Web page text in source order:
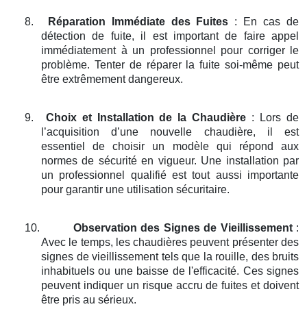
8. Réparation Immédiate des Fuites : En cas de
détection de fuite, il est important de faire appel
immédiatement à un professionnel pour corriger le
problème. Tenter de réparer la fuite soi-même peut
être extrêmement dangereux.
9. Choix et Installation de la Chaudière : Lors de
l’acquisition d’une nouvelle chaudière, il est
essentiel de choisir un modèle qui répond aux
normes de sécurité en vigueur. Une installation par
un professionnel qualifié est tout aussi importante
pour garantir une utilisation sécuritaire.
10. Observation des Signes de Vieillissement:
Avec le temps, les chaudières peuvent présenter des
signes de vieillissement tels que la rouille, des bruits
inhabituels ou une baisse de l'efficacité. Ces signes
peuvent indiquer un risque accru de fuites et doivent
être pris au sérieux.